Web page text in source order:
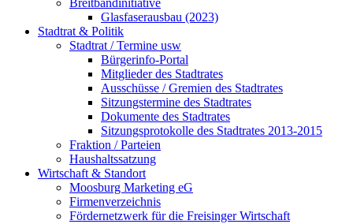
Breitbandinitiative
Glasfaserausbau (2023)
Stadtrat & Politik
Stadtrat / Termine usw
Bürgerinfo-Portal
Mitglieder des Stadtrates
Ausschüsse / Gremien des Stadtrates
Sitzungstermine des Stadtrates
Dokumente des Stadtrates
Sitzungsprotokolle des Stadtrates 2013-2015
Fraktion / Parteien
Haushaltssatzung
Wirtschaft & Standort
Moosburg Marketing eG
Firmenverzeichnis
Fördernetzwerk für die Freisinger Wirtschaft